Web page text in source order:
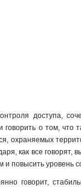
доступа,
о том, что
охраняемых
как все
и повысить уровень
говорит,